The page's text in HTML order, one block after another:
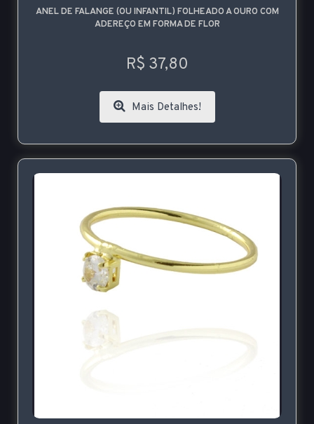
ANEL DE FALANGE (OU INFANTIL) FOLHEADO A OURO COM
ADEREÇO EM FORMA DE FLOR
R$ 37,80
Mais Detalhes!